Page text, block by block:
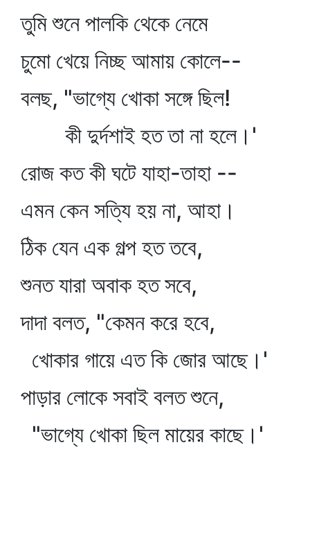
তুমি শুনে পালকি থেকে নেমে
চুমো খেয়ে নিচ্ছ আমায় কোলে--
বলছ, "ভাগ্যে খোকা সঙ্গে ছিল!
কী দুর্দশাই হত তা না হলে।'
রোজ কত কী ঘটে যাহা-তাহা --
এমন কেন সত্যি হয় না, আহা।
ঠিক যেন এক গল্প হত তবে,
শুনত যারা অবাক হত সবে,
দাদা বলত, "কেমন করে হবে,
খোকার গায়ে এত কি জোর আছে।'
পাড়ার লোকে সবাই বলত শুনে,
"ভাগ্যে খোকা ছিল মায়ের কাছে।'